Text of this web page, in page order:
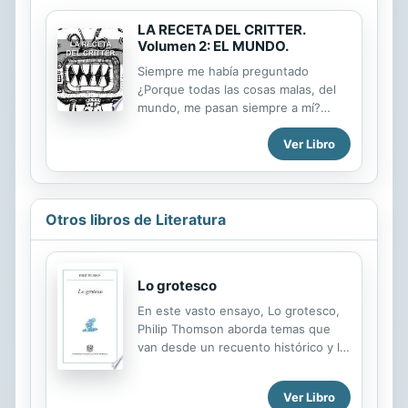
LA RECETA DEL CRITTER.
Volumen 2: EL MUNDO.
Siempre me había preguntado
¿Porque todas las cosas malas, del
mundo, me pasan siempre a mí?
Luego con el tiempo crecí, conocí
mundo, maduré y me di cuenta de la
realidad… La realidad de que esa
pregunta no tiene respuesta.
Ver Libro
Otros libros de Literatura
Lo grotesco
En este vasto ensayo, Lo grotesco,
Philip Thomson aborda temas que
van desde un recuento histórico y la
entre otros elementos, en la
desarmonía, la anormalidad, loVer Libro